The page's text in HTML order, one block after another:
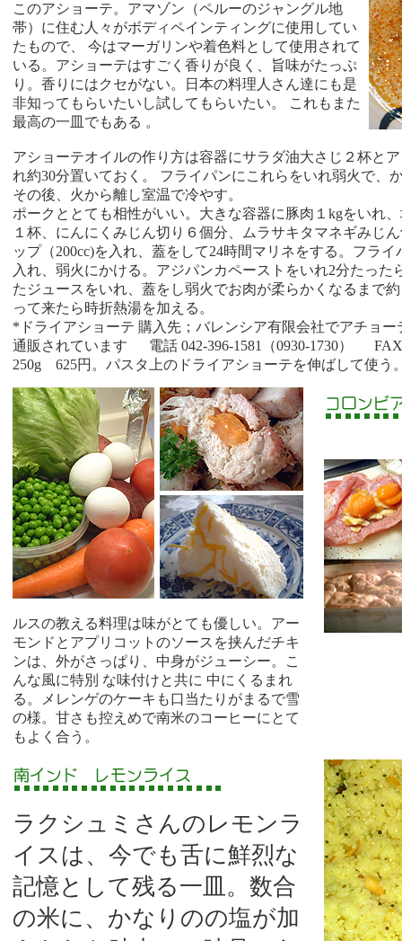
このアショーテ。アマゾン（ペルーのジャングル地
帯）に住む人々がボディペインティングに使用してい
たもので、 今はマーガリンや着色料として使用されて
いる。アショーテはすごく香りが良く、旨味がたっぷ
り。香りにはクセがない。日本の料理人さん達にも是
非知ってもらいたいし試してもらいたい。 これもまた
最高の一皿でもある 。
アショーテオイルの作り方は容器にサラダ油大さじ２杯と
れ約30分置いておく。 フライパンにこれらをいれ弱火で、
その後、火から離し室温で冷やす。
ポークととても相性がいい。大きな容器に豚肉１kgをいれ
１杯、にんにくみじん切り６個分、ムラサキタマネギみじ
ップ（200cc)を入れ、蓋をして24時間マリネをする。フラ
入れ、弱火にかける。アジパンカペーストをいれ2分たった
たジュースをいれ、蓋をし弱火でお肉が柔らかくなるまで
って来たら時折熱湯を加える。
*ドライアショーテ 購入先；バレンシア有限会社でアチョ
通販されています 電話 042-396-1581（0930-
250g 625円。パスタ上のドライアショーテを伸ばして使う
ルスの教える料理は味がとても優しい。アー
モンドとアプリコットのソースを挟んだチキ
ンは、外がさっぱり、中身がジューシー。こ
んな風に特別 な味付けと共に 中にくるまれ
る。メレンゲのケーキも口当たりがまるで雪
の様。甘さも控えめで南米のコーヒーにとて
もよく合う。
ラクシュミさんのレモンラ
イスは、今でも舌に鮮烈な
記憶として残る一皿。数合
の米に、かなりのの塩が加